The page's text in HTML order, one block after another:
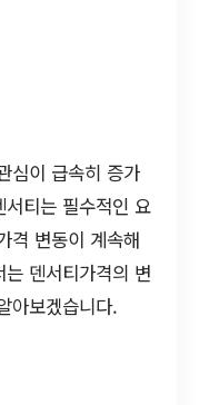
심이 급속히 증가
티는 필수적인 요
격 변동이 계속해
덴서티가격의 변
아보겠습니다.